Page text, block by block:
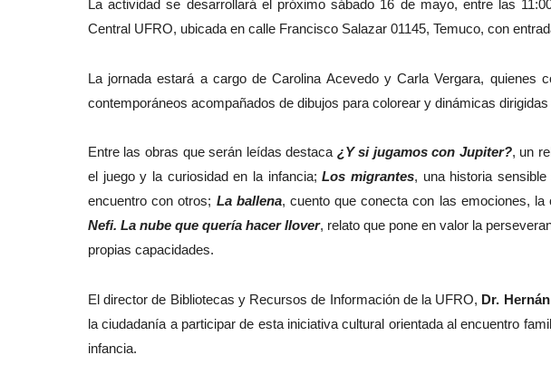
La actividad se desarrollará el próximo sábado 16 de mayo, entre las
Central UFRO, ubicada en calle Francisco Salazar 01145, Temuco, con
La jornada estará a cargo de Carolina Acevedo y Carla Vergara, quienes
contemporáneos acompañados de dibujos para colorear y dinámicas dirigidas
Entre las obras que serán leídas destaca ¿Y si jugamos con Jupiter?, un
el juego y la curiosidad en la infancia;Los migrantes, una historia
encuentro con otros; La ballena, cuento que conecta con las emociones,
Nefi. La nube que quería hacer llover, relato que pone en valor la
propias capacidades.
El director de Bibliotecas y Recursos de Información de la UFRO, Dr.
la ciudadanía a participar de esta iniciativa cultural orientada al encuentro
infancia.